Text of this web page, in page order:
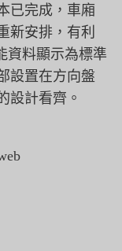
已完成， 車廂
新安排， 有利
資料顯示為標準
設置在方向盤
設計看齊。